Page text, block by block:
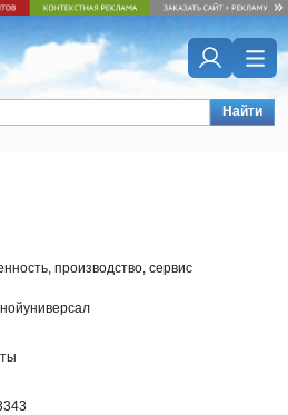
Найти
производство, сервис